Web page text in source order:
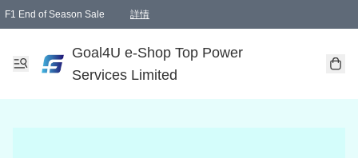
F1 End of Season Sale 詳情
Goal4U e-Shop Top Power
Services Limited